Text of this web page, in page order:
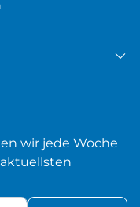
wir jede Woche